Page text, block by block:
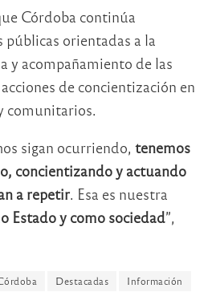
Córdoba continúa
orientadas a la
y acompañamiento de las
de concientización en
comunitarios.
sigan ocurriendo, tenemos
concientizando y actuando
a repetir. Esa es nuestra
Estado y como sociedad”,
Destacadas
Información